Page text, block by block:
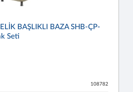
BAŞLIKLI BAZA SHB-ÇP-
Seti
108782